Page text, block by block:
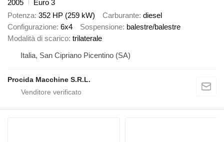
2005
Euro 3
Potenza 352 HP (259 kW) Carburante diesel
Configurazione 6x4 Sospensione balestre/balestre
Modalità di scarico trilaterale
Italia, San Cipriano Picentino (SA)
Procida Macchine S.R.L.